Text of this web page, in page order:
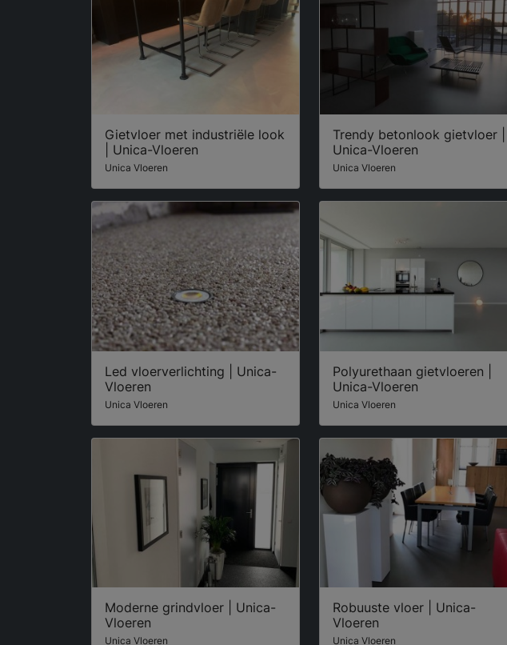
Gietvloer met industriële look
| Unica-Vloeren
Unica Vloeren
Trendy betonlook gietvloer |
Unica-Vloeren
Unica Vloeren
Led vloerverlichting | Unica-
Vloeren
Unica Vloeren
Polyurethaan gietvloeren |
Unica-Vloeren
Unica Vloeren
Moderne grindvloer | Unica-
Vloeren
Unica Vloeren
Robuuste vloer | Unica-
Vloeren
Unica Vloeren